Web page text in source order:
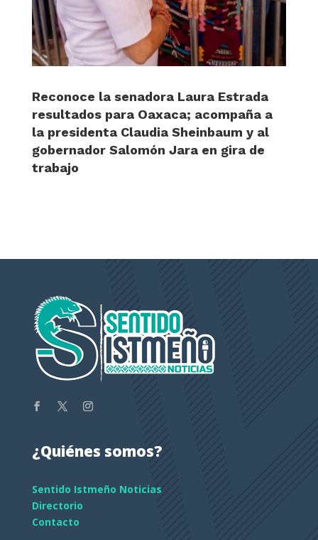
Reconoce la senadora Laura Estrada
resultados para Oaxaca; acompaña a
la presidenta Claudia Sheinbaum y al
gobernador Salomón Jara en gira de
trabajo
¿Quiénes somos?
Sentido Istmeño Noticias
Directorio
Contacto